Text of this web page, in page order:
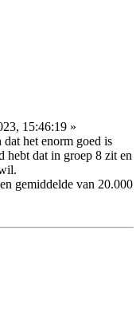
15:46:19 »
het enorm goed is
hebt dat in groep 8 zit en
gemiddelde van 20.000